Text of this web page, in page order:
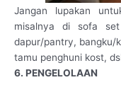
Jangan lupakan
misalnya di sofa
dapur/pantry, bangku/
tamu penghuni kost,
6. PENGELOLAAN